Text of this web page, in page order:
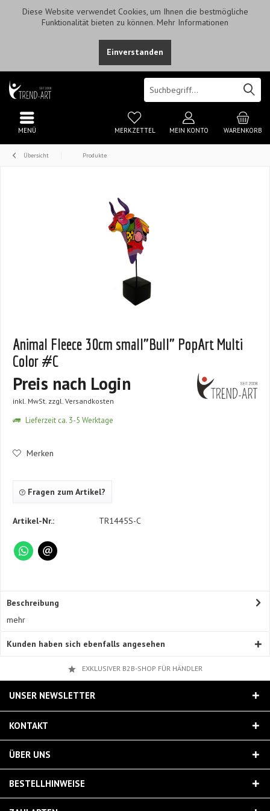
Diese Website verwendet Cookies, um Ihnen die bestmögliche
Funktionalität bieten zu können. Mehr Informationen
Einverstanden
WARENKORB
MERKZETTEL MEIN KONTO
MENÜ
Übersicht Produkte
Animal Fleece 30cm small"Bull" PopArt Multi
Color #C
Preis nach Login
inkl. MwSt. zzgl. Versandkosten
Lieferzeit ca. 3-5 Werktage
Merken
Fragen zum Artikel?
Artikel-Nr.: TR1445S-C
Beschreibung
mehr
Kunden haben sich ebenfalls angesehen
EXKLUSIVER B2B-SHOP FÜR HÄNDLER
UNSER NEWSLETTER
KONTAKT
ÜBER UNS
BESTELLHINWEISE